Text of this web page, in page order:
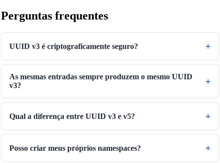
Perguntas frequentes
UUID v3 é criptograficamente seguro?
As mesmas entradas sempre produzem o mesmo UUID
v3?
Qual a diferença entre UUID v3 e v5?
Posso criar meus próprios namespaces?